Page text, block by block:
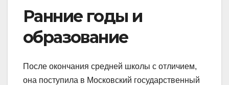
Ранние годы и
образование
После окончания средней школы с отличием,
она поступила в Московский государственный